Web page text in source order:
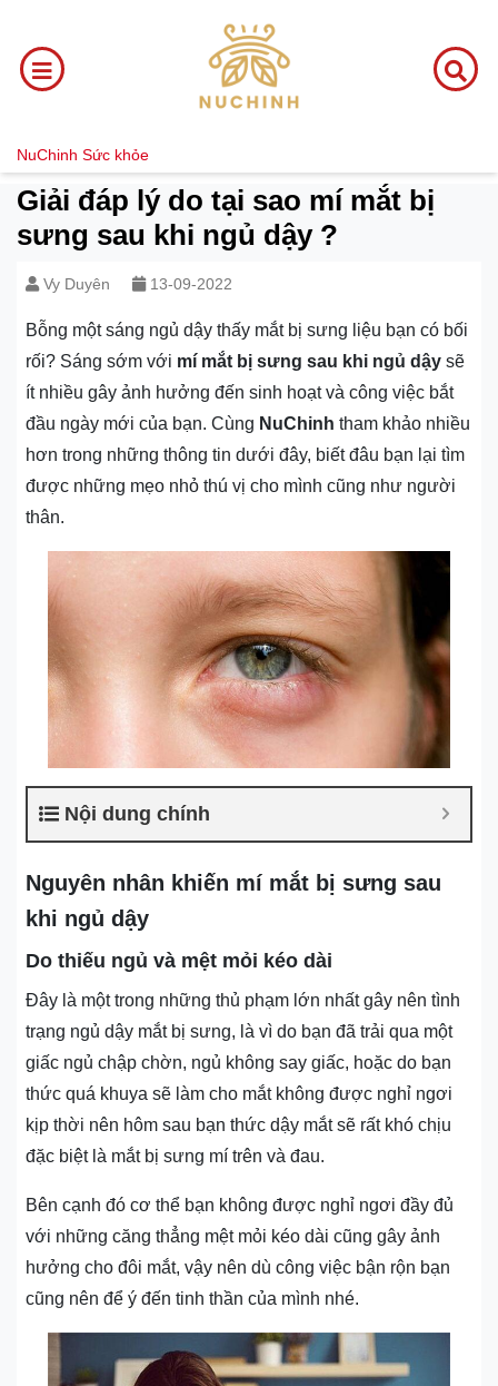
NuChinh Sức khỏe
Giải đáp lý do tại sao mí mắt bị
sưng sau khi ngủ dậy ?
Vy Duyên 13-09-2022
Bỗng một sáng ngủ dậy thấy mắt bị sưng liệu bạn có bối
rối? Sáng sớm với mí mắt bị sưng sau khi ngủ dậy sẽ
ít nhiều gây ảnh hưởng đến sinh hoạt và công việc bắt
đầu ngày mới của bạn. Cùng NuChinh tham khảo nhiều
hơn trong những thông tin dưới đây, biết đâu bạn lại tìm
được những mẹo nhỏ thú vị cho mình cũng như người
thân.
Nội dung chính
Nguyên nhân khiến mí mắt bị sưng sau
khi ngủ dậy
Do thiếu ngủ và mệt mỏi kéo dài
Đây là một trong những thủ phạm lớn nhất gây nên tình
trạng ngủ dậy mắt bị sưng, là vì do bạn đã trải qua một
giấc ngủ chập chờn, ngủ không say giấc, hoặc do bạn
thức quá khuya sẽ làm cho mắt không được nghỉ ngơi
kịp thời nên hôm sau bạn thức dậy mắt sẽ rất khó chịu
đặc biệt là mắt bị sưng mí trên và đau.
Bên cạnh đó cơ thể bạn không được nghỉ ngơi đầy đủ
với những căng thẳng mệt mỏi kéo dài cũng gây ảnh
hưởng cho đôi mắt, vậy nên dù công việc bận rộn bạn
cũng nên để ý đến tinh thần của mình nhé.